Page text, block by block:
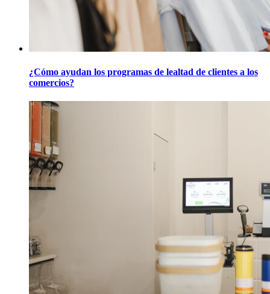
¿Cómo ayudan los programas de lealtad de clientes a los
comercios?